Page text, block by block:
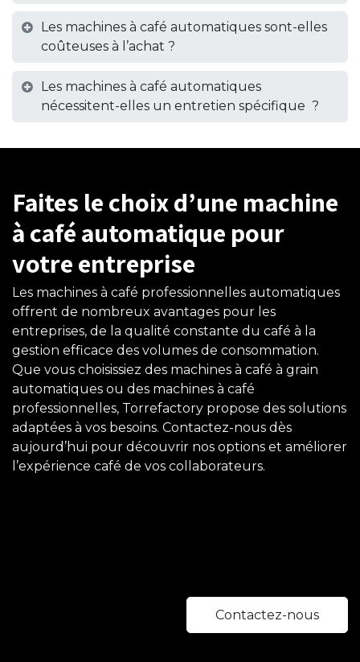
Les machines à café automatiques sont-elles
coûteuses à l’achat ?
Les machines à café automatiques
nécessitent-elles un entretien spécifique ?
Faites le choix d’une machine
à café automatique pour
votre entreprise
Les machines à café professionnelles automatiques
offrent de nombreux avantages pour les
entreprises, de la qualité constante du café à la
gestion efficace des volumes de consommation.
Que vous choisissiez des machines à café à grain
automatiques ou des machines à café
professionnelles, Torrefactory propose des solutions
adaptées à vos besoins. Contactez-nous dès
aujourd’hui pour découvrir nos options et améliorer
l’expérience café de vos collaborateurs.
Contactez-nous